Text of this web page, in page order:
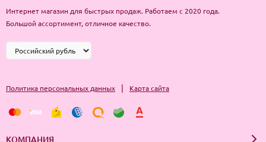
Интернет магазин для быстрых продаж. Работаем с 2020 года.
Большой ассортимент, отличное качество.
Политика персональных данных | Карта сайта
КОМПАНИЯ